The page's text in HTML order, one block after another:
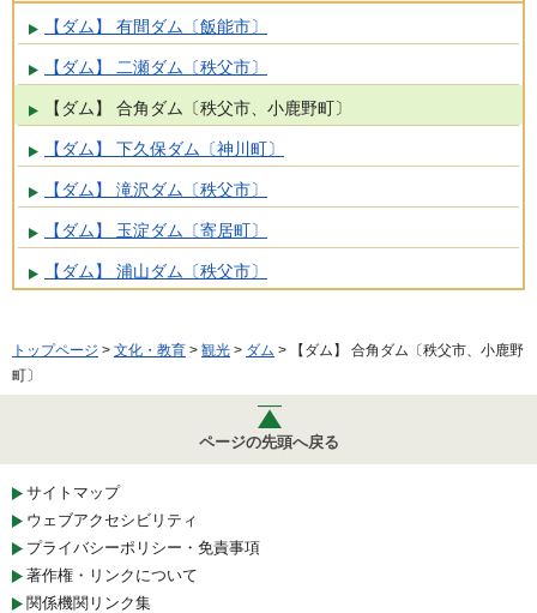
【ダム】 有間ダム〔飯能市〕
【ダム】 二瀬ダム〔秩父市〕
【ダム】 合角ダム〔秩父市、小鹿野町〕
【ダム】 下久保ダム〔神川町〕
【ダム】 滝沢ダム〔秩父市〕
【ダム】 玉淀ダム〔寄居町〕
【ダム】 浦山ダム〔秩父市〕
トップページ > 文化・教育 > 観光 > ダム > 【ダム】 合角ダム〔秩父市、小鹿野
町〕
ページの先頭へ戻る
サイトマップ
ウェブアクセシビリティ
プライバシーポリシー・免責事項
著作権・リンクについて
関係機関リンク集